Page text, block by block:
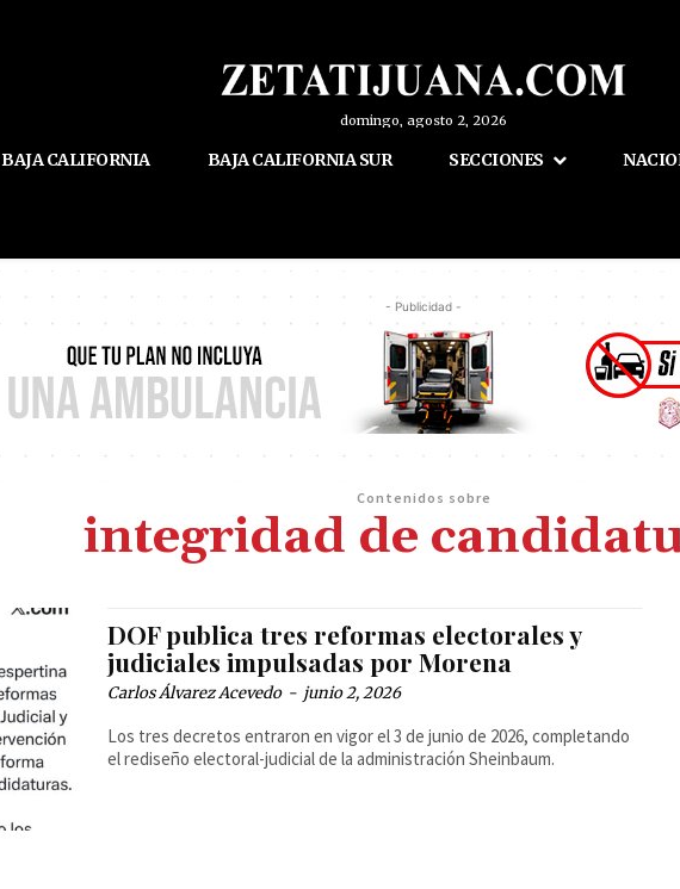
domingo, agosto 2, 2026
BAJA CALIFORNIA BAJA CALIFORNIA SUR SECCIONES
- Publicidad -
Contenidos sobre
integridad de
DOF publica tres reformas electorales y
judiciales impulsadas por Morena
Carlos Álvarez Acevedo - junio 2, 2026
Los tres decretos entraron en vigor el 3 de junio de 2026, completando
el rediseño electoral-judicial de la administración Sheinbaum.